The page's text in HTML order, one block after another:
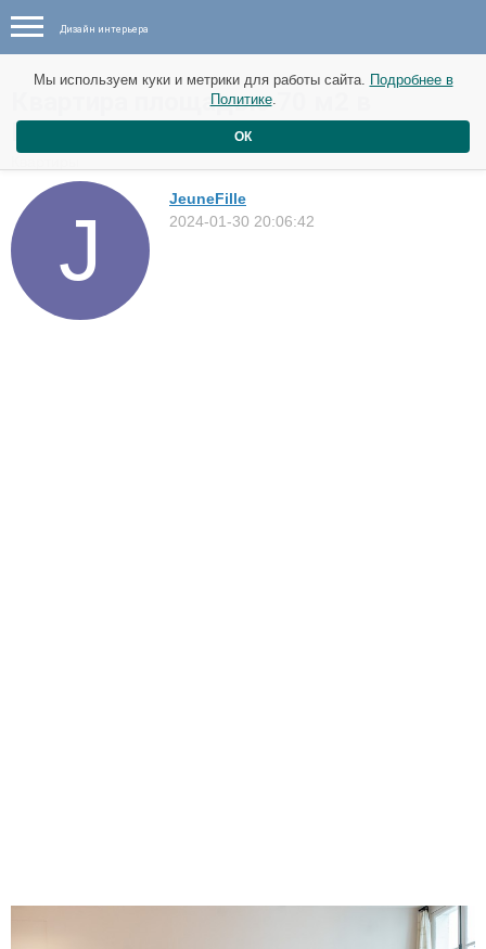
Дизайн интерьера
Квартира площадью 70 м2 в
Париже
JeuneFille
2024-01-30 20:06:42
Мы используем куки и метрики для работы сайта. Подробнее в
Политике.
ОК